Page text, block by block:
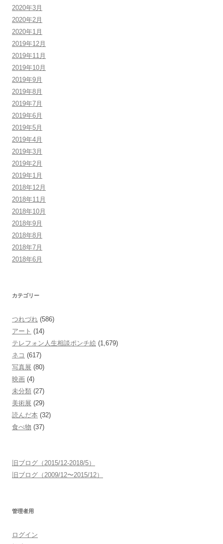
2020年3月
2020年2月
2020年1月
2019年12月
2019年11月
2019年10月
2019年9月
2019年8月
2019年7月
2019年6月
2019年5月
2019年4月
2019年3月
2019年2月
2019年1月
2018年12月
2018年11月
2018年10月
2018年9月
2018年8月
2018年7月
2018年6月
カテゴリー
つれづれ (586)
アート (14)
テレフォン人生相談ポンチ絵 (1,679)
ネコ (617)
写真展 (80)
映画 (4)
未分類 (27)
美術展 (29)
読んだ本 (32)
食べ物 (37)
旧ブログ（2015/12-2018/5）
旧ブログ（2009/12〜2015/12）
管理者用
ログイン